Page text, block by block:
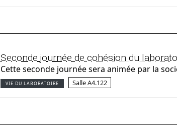
Seconde journée de cohésion du
Cette seconde journée sera animée par la
VIE DU LABORATOIRE Salle A4.122